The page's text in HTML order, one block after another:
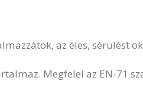
az éles, sérülést
Megfelel az EN-71